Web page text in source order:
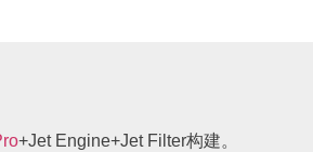
+Jet Engine+Jet Filter构建。